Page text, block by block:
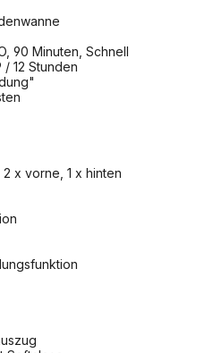
90 Minuten, Schnell
12 Stunden
x vorne, 1 x hinten